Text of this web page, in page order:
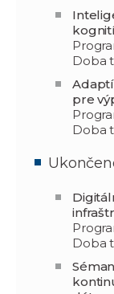
Doba
pre
Doba
Doba